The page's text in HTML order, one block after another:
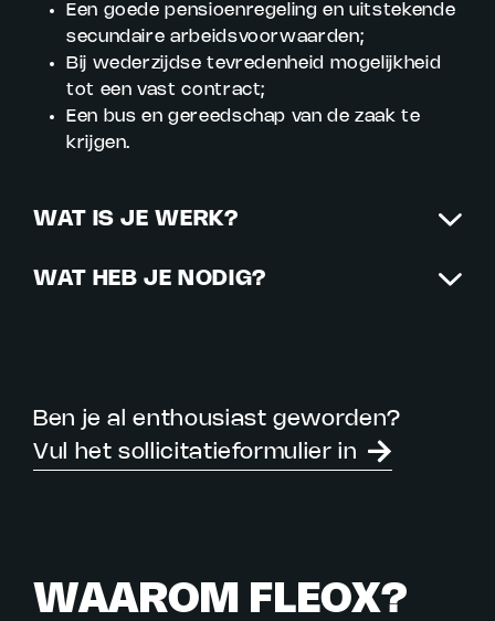
Een goede pensioenregeling en uitstekende
secundaire arbeidsvoorwaarden;
Bij wederzijdse tevredenheid mogelijkheid
tot een vast contract;
Een bus en gereedschap van de zaak te
krijgen.
WAT IS JE WERK?
WAT HEB JE NODIG?
Ben je al enthousiast geworden?
Vul het sollicitatieformulier in
WAAROM FLEOX?